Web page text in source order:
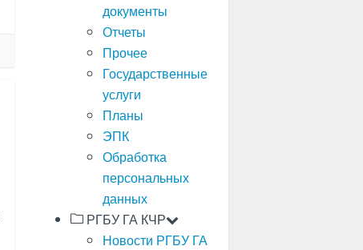
документы
Отчеты
Прочее
Государственные
услуги
Планы
ЭПК
Обработка
персональных
данных
РГБУ ГА КЧР
Новости РГБУ ГА